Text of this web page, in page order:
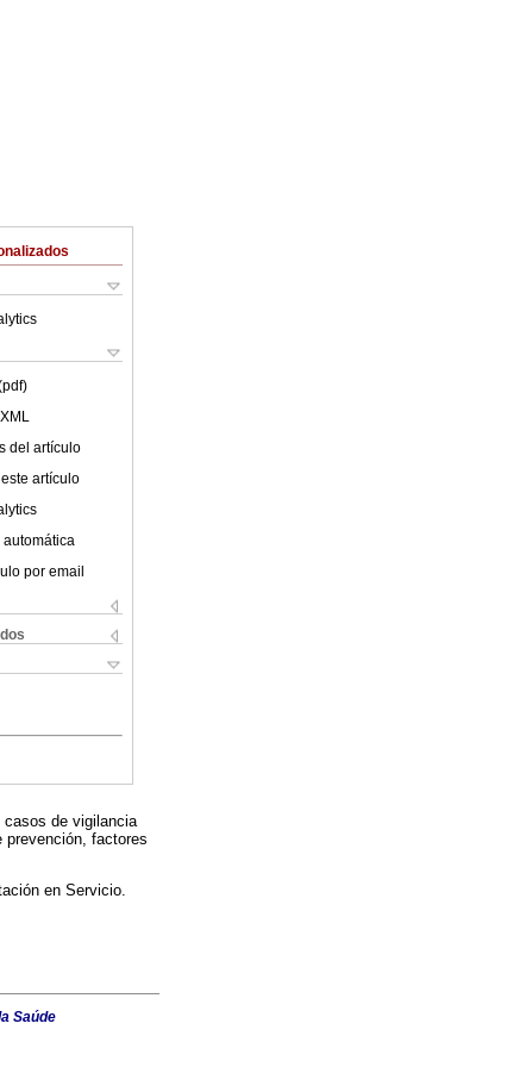
del artículo
artículo
por email
casos de vigilancia
prevención, factores
en Servicio.
Saúde